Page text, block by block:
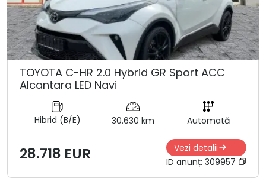
TOYOTA C-HR 2.0 Hybrid GR Sport ACC
Alcantara LED Navi
Hibrid (B/E) 30.630 km Automată
28.718 EUR
Vezi detalii
ID anunț: 309957